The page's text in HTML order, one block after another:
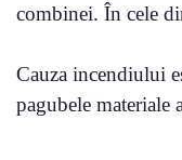
combinei. În cele
Cauza incendiului
pagubele